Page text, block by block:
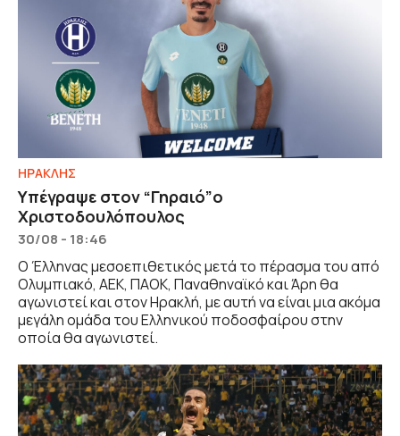
ΗΡΑΚΛΗΣ
Υπέγραψε στον “Γηραιό”ο
Χριστοδουλόπουλος
30/08 - 18:46
Ο Έλληνας μεσοεπιθετικός μετά το πέρασμα του από
Ολυμπιακό, ΑΕΚ, ΠΑΟΚ, Παναθηναϊκό και Άρη θα
αγωνιστεί και στον Ηρακλή, με αυτή να είναι μια ακόμα
μεγάλη ομάδα του Ελληνικού ποδοσφαίρου στην
οποία θα αγωνιστεί.